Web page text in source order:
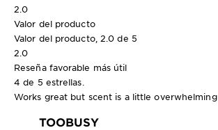
2.0
Valor del producto
Valor del producto, 2.0 de 5
2.0
Reseña favorable más útil
4 de 5 estrellas.
Works great but scent is a little overwhelming
TOOBUSY